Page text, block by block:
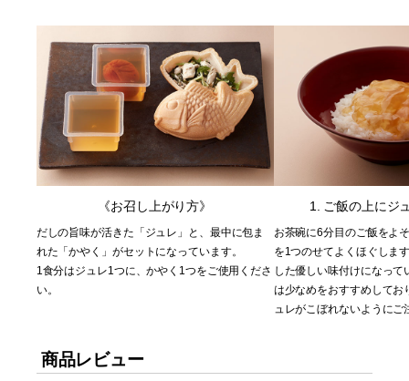
《お召し上がり方》
だしの旨味が活きた「ジュレ」と、最中に包ま
れた「かやく」がセットになっています。
1食分はジュレ1つに、かやく1つをご使用くださ
い。
1. ご飯の上にジ
お茶碗に6分目のご飯をよ
を1つのせてよくほぐしま
した優しい味付けになって
は少なめをおすすめしてお
ュレがこぼれないようにご
商品レビュー